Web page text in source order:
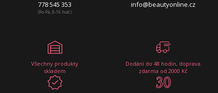
778 545 353
(Po-Pá, 8-16 hod.)
info@beautyonline.cz
Všechny produkty
skladem
Dodání do 48 hodin, doprava
zdarma od 2000 Kč